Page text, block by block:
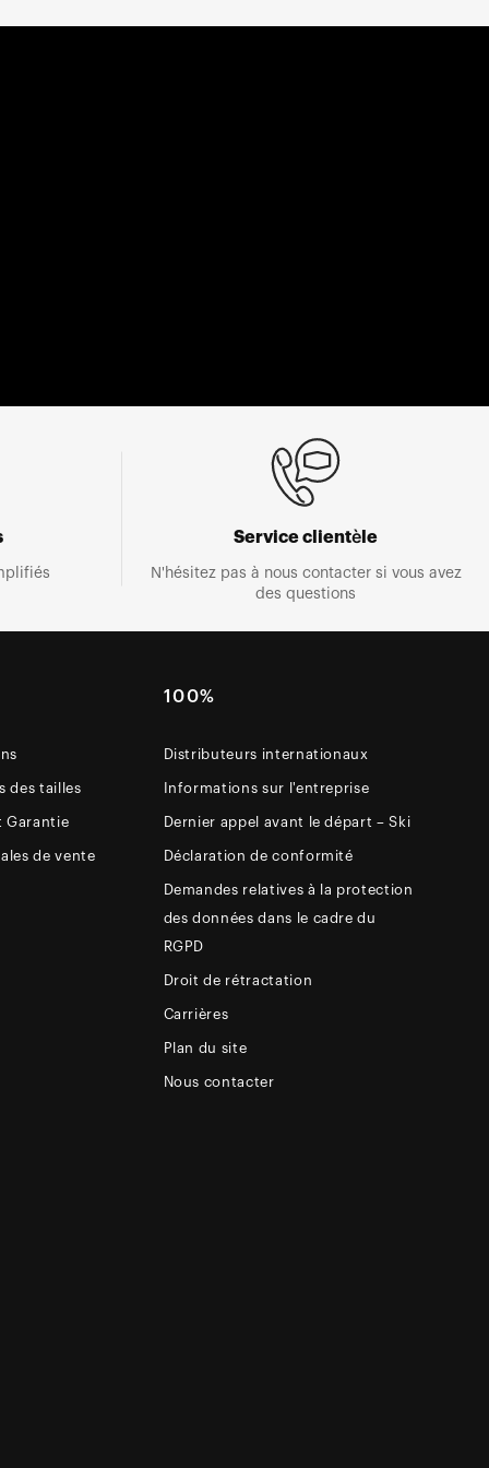
Service clientèle
N'hésitez pas à nous contacter si vous avez
des questions
des tailles
Garantie
de vente
100%
Distributeurs internationaux
Informations sur l'entreprise
Dernier appel avant le départ – Ski
Déclaration de conformité
Demandes relatives à la protection
des données dans le cadre du
RGPD
Droit de rétractation
Carrières
Plan du site
Nous contacter